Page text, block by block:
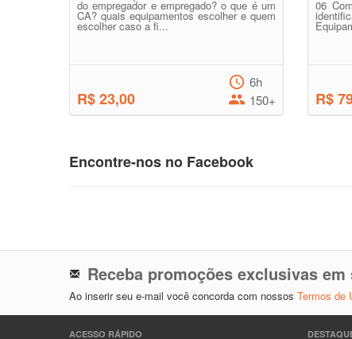
do empregador e empregado? o que é um
CA? quais equipamentos escolher e quem
escolher caso a fi...
R$ 23,00
6h
150+
06
R$
Encontre-nos no Facebook
Receba promoções exclusivas em
Ao inserir seu e-mail você concorda com nossos Termos de
ACESSO RÁPIDO